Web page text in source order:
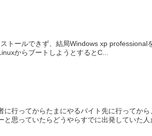
トールできず、結局Windows xp
からブートしようとするとC...
行ってからたまにやるバイト先に行ってか
思っていたらどうやらすでに出発していた人